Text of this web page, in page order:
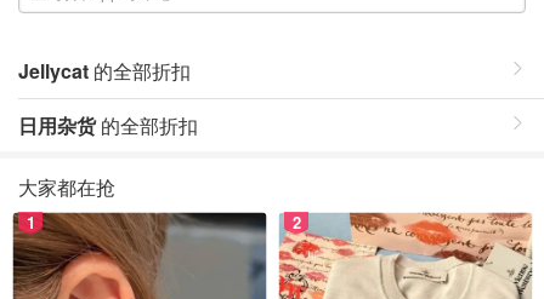
Jellycat 的全部折扣
日用杂货的全部折扣
大家都在抢
1 2